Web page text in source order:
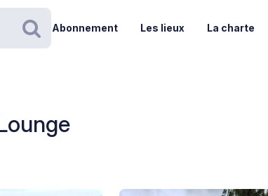
Rechercher
Abonnement Les lieux La charte